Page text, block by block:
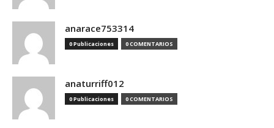
anarace753314
0 Publicaciones 0 COMENTARIOS
anaturriff012
0 Publicaciones 0 COMENTARIOS